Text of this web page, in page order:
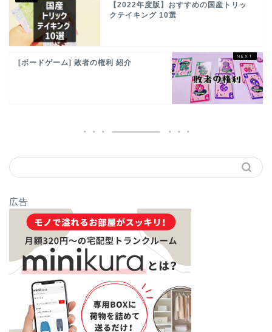
【2022年度版】おすすめの国産トリッ
クテイキング 10選
[ボードゲーム] 敗者の権利 紹介
広告